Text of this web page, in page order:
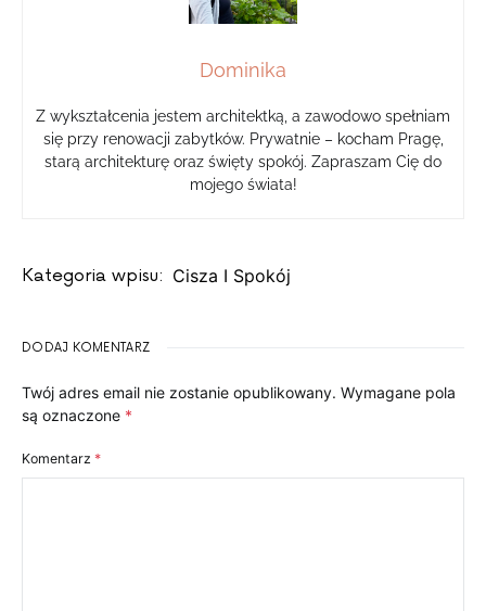
Dominika
Z wykształcenia jestem architektką, a zawodowo spełniam
się przy renowacji zabytków. Prywatnie – kocham Pragę,
starą architekturę oraz święty spokój. Zapraszam Cię do
mojego świata!
Kategoria wpisu: Cisza I Spokój
DODAJ KOMENTARZ
Twój adres email nie zostanie opublikowany. Wymagane pola
są oznaczone *
Komentarz *